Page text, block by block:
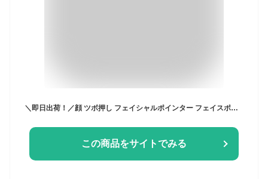
＼即日出荷！／顔 ツボ押し フェイシャルポインター フェイスポインター ポスポス かっさ棒 テラヘルツかっさ ペン型美顔器 コリほぐし ツボ押し棒 筋膜リリース マッサージ トリガーポイント 小顔 美顔器 表情筋 ほうれい線 リフトアップ
この商品をサイトでみる